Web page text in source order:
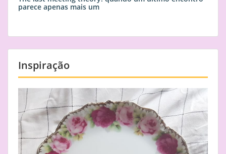
parece apenas mais um
Inspiração